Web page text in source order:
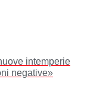
intemperie
negative»